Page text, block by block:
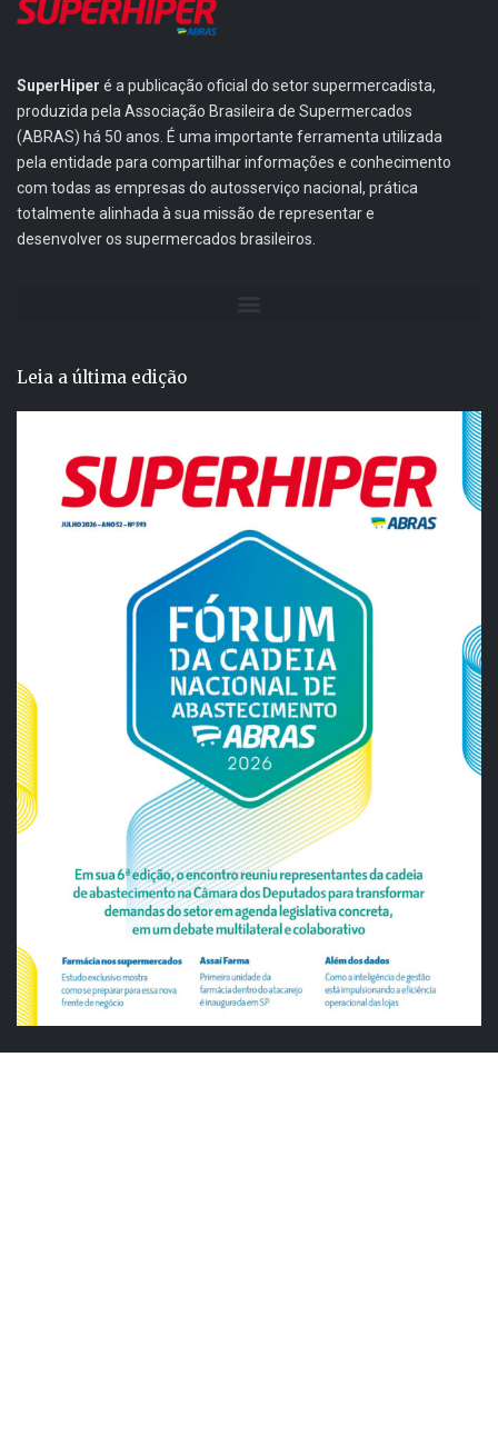
SuperHiper é a publicação oficial do setor supermercadista,
produzida pela Associação Brasileira de Supermercados
(ABRAS) há 50 anos. É uma importante ferramenta utilizada
pela entidade para compartilhar informações e conhecimento
com todas as empresas do autosserviço nacional, prática
totalmente alinhada à sua missão de representar e
desenvolver os supermercados brasileiros.
Leia a última edição